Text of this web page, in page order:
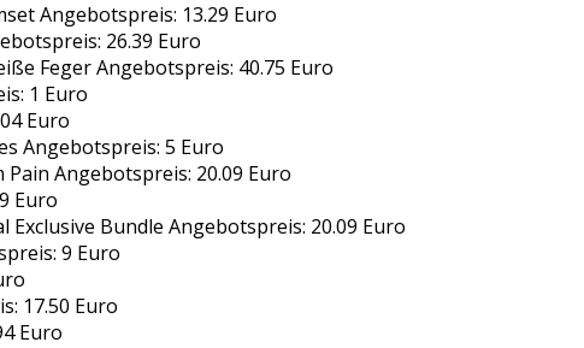
Angebotspreis: 13.29 Euro
26.39 Euro
Feger Angebotspreis: 40.75 Euro
1 Euro
Euro
Angebotspreis: 5 Euro
Angebotspreis: 20.09 Euro
Euro
Exclusive Bundle Angebotspreis: 20.09 Euro
9 Euro
17.50 Euro
Euro